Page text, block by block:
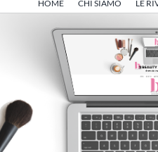
HOME CHI SIAMO LE